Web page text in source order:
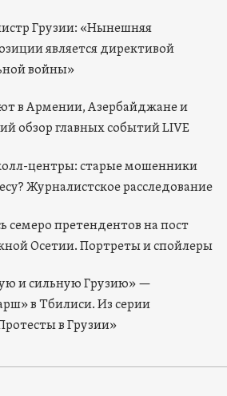
Грузии: «Нынешняя
является директивой
войны»
в Армении, Азербайджане и
обзор главных событий LIVE
центры: старые мошенники
Журналистское расследование
семеро претендентов на пост
Осетии. Портреты и спойлеры
и сильную Грузию» —
в Тбилиси. Из серии
в Грузии»